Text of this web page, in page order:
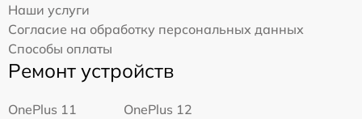
Наши услуги
Согласие на обработку персональных данных
Способы оплаты
Ремонт устройств
OnePlus 11
OnePlus 12